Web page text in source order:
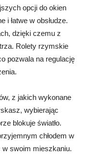
opcji do okien
i łatwe w obsłudze.
dzięki czemu z
Rolety rzymskie
pozwala na regulację
z jakich wykonane
wybierając
blokuje światło.
chłodem w
w swoim mieszkaniu.